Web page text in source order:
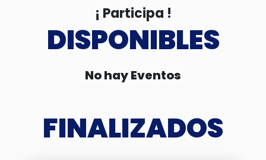
¡ Participa !
DISPONIBLES
No hay Eventos
FINALIZADOS